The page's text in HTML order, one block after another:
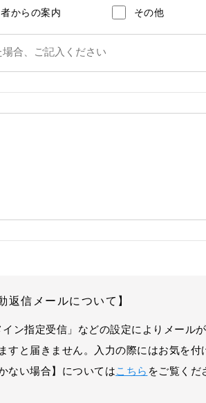
からの案内 その他
返信メールについて】
イン指定受信」などの設定によりメール
と届きません。
入力の際にはお気を付
ない場合】についてはこちら をご覧くだ